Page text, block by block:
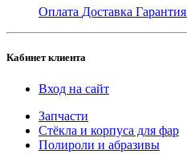
Оплата Доставка Гарантия
Кабинет клиента
Вход на сайт
Запчасти
Стёкла и корпуса для фар
Полироли и абразивы